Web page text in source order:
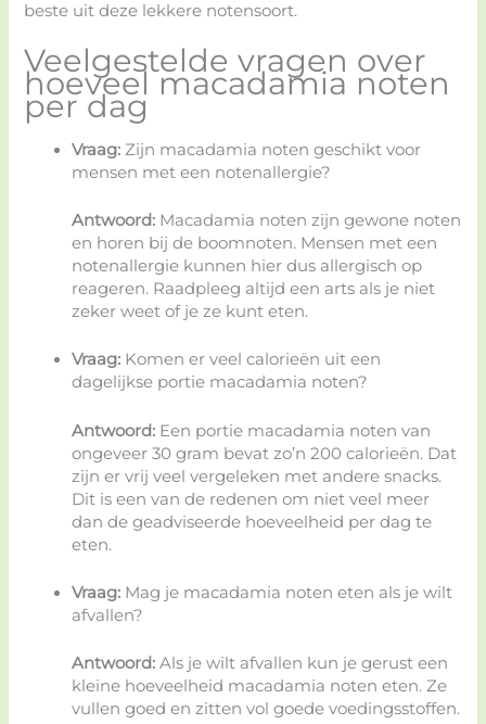
beste uit deze lekkere notensoort.
Veelgestelde vragen over
hoeveel macadamia noten
per dag
Vraag: Zijn macadamia noten geschikt voor
mensen met een notenallergie?
Antwoord: Macadamia noten zijn gewone noten
en horen bij de boomnoten. Mensen met een
notenallergie kunnen hier dus allergisch op
reageren. Raadpleeg altijd een arts als je niet
zeker weet of je ze kunt eten.
Vraag: Komen er veel calorieën uit een
dagelijkse portie macadamia noten?
Antwoord: Een portie macadamia noten van
ongeveer 30 gram bevat zo’n 200 calorieën. Dat
zijn er vrij veel vergeleken met andere snacks.
Dit is een van de redenen om niet veel meer
dan de geadviseerde hoeveelheid per dag te
eten.
Vraag: Mag je macadamia noten eten als je wilt
afvallen?
Antwoord: Als je wilt afvallen kun je gerust een
kleine hoeveelheid macadamia noten eten. Ze
vullen goed en zitten vol goede voedingsstoffen.